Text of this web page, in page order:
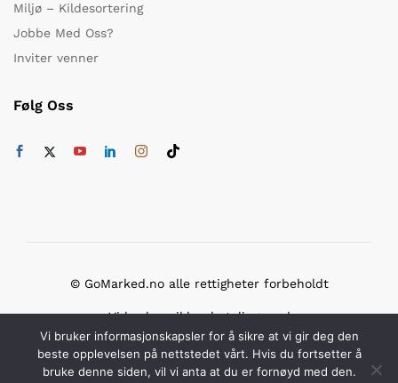
Miljø – Kildesortering
Jobbe Med Oss?
Inviter venner
Følg Oss
© GoMarked.no alle rettigheter forbeholdt
Vi bruker sikker betaling med
Vi bruker informasjonskapsler for å sikre at vi gir deg den
beste opplevelsen på nettstedet vårt. Hvis du fortsetter å
bruke denne siden, vil vi anta at du er fornøyd med den.